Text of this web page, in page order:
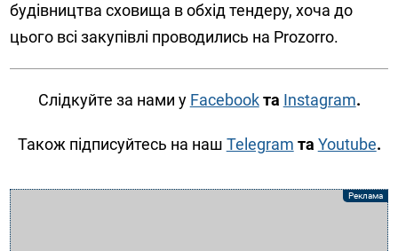
будівництва сховища в обхід тендеру, хоча до
цього всі закупівлі проводились на Prozorro.
Слідкуйте за нами у Facebookта Instagram.
Також підписуйтесь на наш Telegram та Youtube.